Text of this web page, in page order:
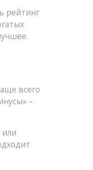
рейтинг
всего
–
или